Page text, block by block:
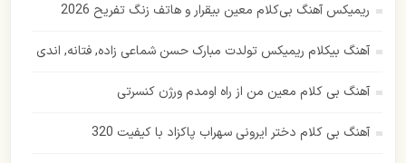
رامین بی باک
رضا بهرام
رضا صادقی
ریمیکس آهنگ بی‌کلام معین بیقرار و هاتف زنگ تفریح 2026
آهنگ بیکلام ریمیکس تولدت مبارک حسن شماعی زاده, فتانه, اندی
آهنگ بی کلام معین من از راه اومدم ورژن کنسرتی
آهنگ بی کلام دختر ایرونی سهراب پاکزاد با کیفیت 320